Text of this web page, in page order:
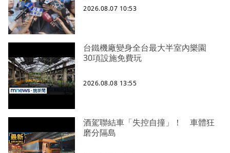
2026.08.07 10:53
台鐵機廠變身全台最大半室內樂園
30項設施免費玩
2026.08.08 13:55
酒駕聯結車「失控自撞」！ 車體狂
磨分隔島